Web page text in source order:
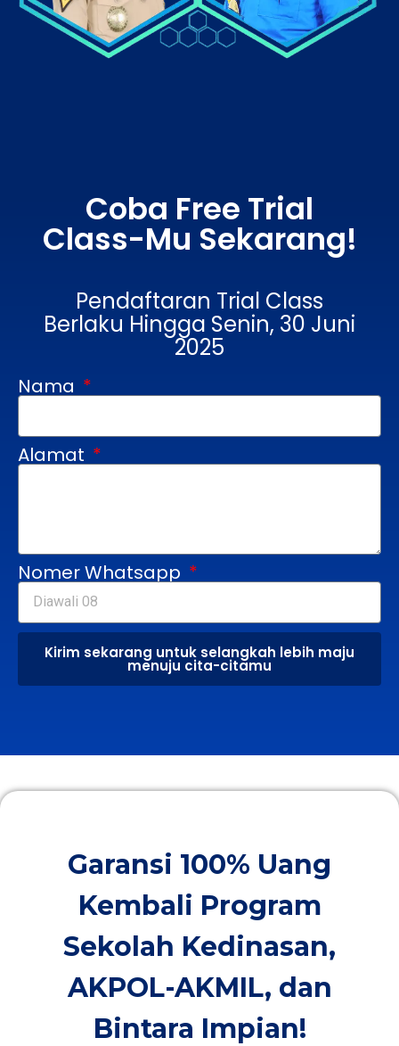
Coba Free Trial
Class-Mu Sekarang!
Pendaftaran Trial Class
Berlaku Hingga Senin, 30 Juni
2025
Nama
Alamat
Nomer Whatsapp
Kirim sekarang untuk selangkah lebih maju
menuju cita-citamu
Garansi 100% Uang
Kembali Program
Sekolah Kedinasan,
AKPOL-AKMIL, dan
Bintara Impian!